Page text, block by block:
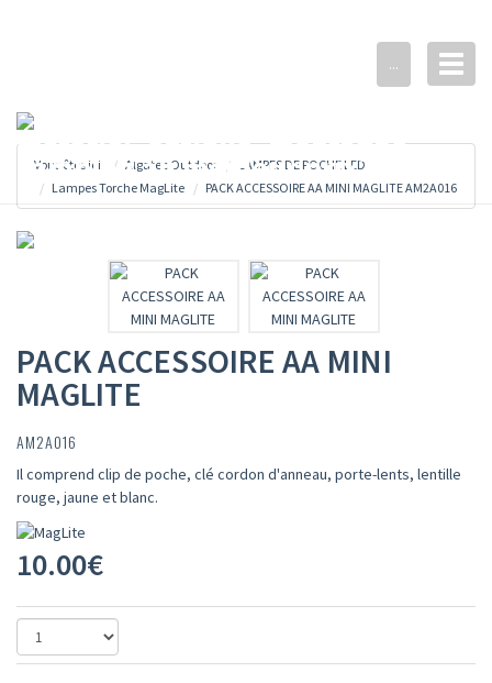
...
Vous êtes ici: Algatec Outdoor
LAMPES DE POCHE LED
Lampes Torche MagLite
PACK ACCESSOIRE AA MINI MAGLITE AM2A016
PACK ACCESSOIRE AA MINI
MAGLITE
AM2A016
Il comprend clip de poche, clé cordon d'anneau, porte-lents, lentille
rouge, jaune et blanc.
10.00€